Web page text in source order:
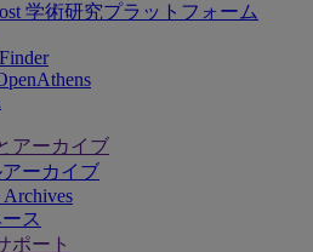
学術研究プラットフォーム
アーカイブ
ーカイブ
Archives
ス
ポート